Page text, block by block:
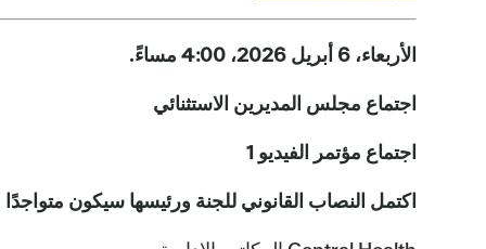
الأربعاء، 6 أبريل 2026، 4:00 مساءً.
اجتماع مجلس المديرين الاستثنائي
اجتماع مؤتمر الفيديو 1
اكتمل النصاب القانوني للجنة ورئيسها سيكون